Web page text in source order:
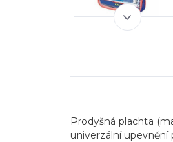
Prodyšná plachta
univerzální